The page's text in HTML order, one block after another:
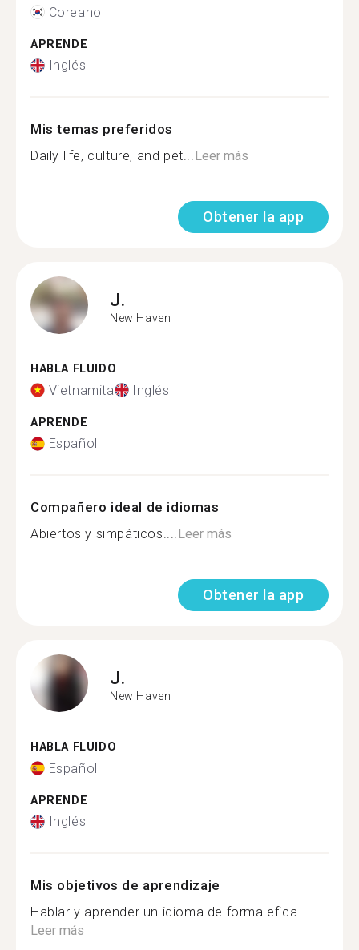
Coreano
APRENDE
Inglés
Mis temas preferidos
Daily life, culture, and pet...Leer más
Obtener la app
J.
New Haven
HABLA FLUIDO
Vietnamita Inglés
APRENDE
Español
Compañero ideal de idiomas
Abiertos y simpáticos....Leer más
Obtener la app
J.
New Haven
HABLA FLUIDO
Español
APRENDE
Inglés
Mis objetivos de aprendizaje
Hablar y aprender un idioma de forma efica...
Leer más